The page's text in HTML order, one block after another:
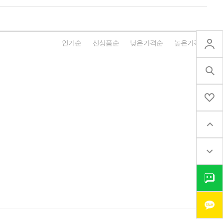
인기순 신상품순 낮은가격순 높은가격순